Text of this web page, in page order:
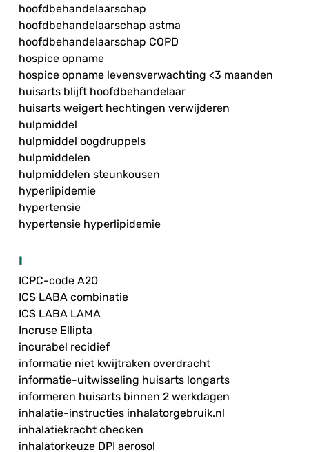
hoofdbehandelaarschap
hoofdbehandelaarschap astma
hoofdbehandelaarschap COPD
hospice opname
hospice opname levensverwachting <3 maanden
huisarts blijft hoofdbehandelaar
huisarts weigert hechtingen verwijderen
hulpmiddel
hulpmiddel oogdruppels
hulpmiddelen
hulpmiddelen steunkousen
hyperlipidemie
hypertensie
hypertensie hyperlipidemie
I
ICPC-code A20
ICS LABA combinatie
ICS LABA LAMA
Incruse Ellipta
incurabel recidief
informatie niet kwijtraken overdracht
informatie-uitwisseling huisarts longarts
informeren huisarts binnen 2 werkdagen
inhalatie-instructies inhalatorgebruik.nl
inhalatiekracht checken
inhalatorkeuze DPI aerosol